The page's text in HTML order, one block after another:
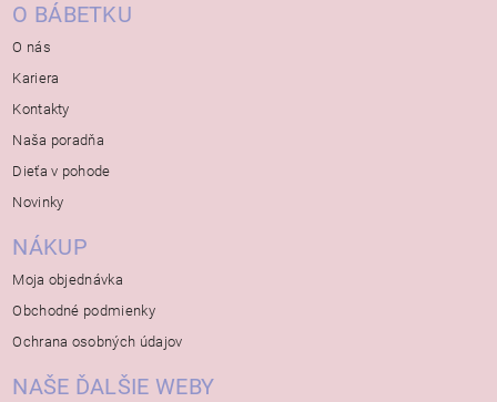
O BÁBETKU
O nás
Kariera
Kontakty
Naša poradňa
Dieťa v pohode
Novinky
NÁKUP
Moja objednávka
Obchodné podmienky
Ochrana osobných údajov
NAŠE ĎALŠIE WEBY